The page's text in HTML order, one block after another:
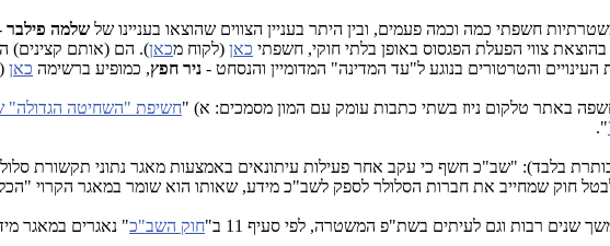
חשפתי כמה וכמה פעמים, ובין היתר בעניין הצווים שהוצאו בעניינו של שלמה פילבר
צווי הפעלת הפגסוס באופן בלתי חוקי, חשפתי כאן (לקוח מכאן). הם (אותם קצינים)
והטרטורים בנוגע ל"עד המדינה" המדומיין והנסחט - ניר חפץ, כמופיע ברשימה כאן
באתר טלקום ניוז בשתי כתבות עומק עם המון מסמכים: א) "חשיפת "השחיטה הגדולה"
".
בלבד): "שב"כ חשף כי עקב אחר פעילות עיתונאים באמצעות מאגר נתוני תקשורת
חוק שמחייב את חברות הסלולר לספק לשב"כ מידע, שאותו הוא שומר במאגר הקרוי
שנים רבות וגם לעיתים בשת"פ המשטרה, לפי סעיף 11 ב" חוק השב"כ" נאגרים במאגר